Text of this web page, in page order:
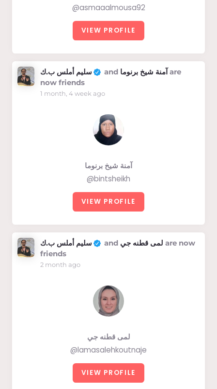
@asmaaalmousa92
VIEW PROFILE
سليم أملس ب.ك and آمنة شيخ برنوماare
now friends
1 month, 4 week ago
آمنة شيخ برنوما
@bintsheikh
VIEW PROFILE
سليم أملس ب.ك and لمى قطنه جي are now
friends
2 month ago
لمى قطنه جي
@lamasalehkoutnaje
VIEW PROFILE